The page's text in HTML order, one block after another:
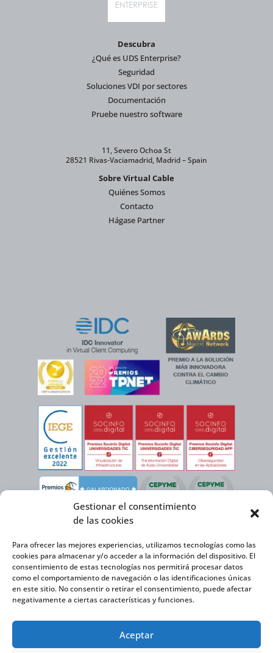
Gestionar el consentimiento
de las cookies
Para ofrecer las mejores experiencias, utilizamos tecnologías como las
cookies para almacenar y/o acceder a la información del dispositivo. El
consentimiento de estas tecnologías nos permitirá procesar datos
como el comportamiento de navegación o las identificaciones únicas
en este sitio. No consentir o retirar el consentimiento, puede afectar
negativamente a ciertas características y funciones.
Aceptar
Descubra
¿Qué es UDS Enterprise?
Seguridad
Soluciones VDI por sectores
Documentación
Pruebe nuestro software
11, Severo Ochoa St
28521 Rivas-Vaciamadrid, Madrid – Spain
Sobre Virtual Cable
Quiénes Somos
Contacto
Hágase Partner
Virtual Cable, en el marco de la iniciativa ICEX NEXT cuenta con el apoyo del
Instituto Español de Comercio Exterior y la cofinanciación del FEDER para